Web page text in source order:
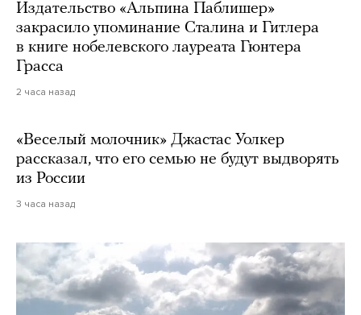
Издательство «Альпина Паблишер»
закрасило упоминание Сталина и Гитлера
в книге нобелевского лауреата Гюнтера
Грасса
2 часа назад
«Веселый молочник» Джастас Уолкер
рассказал, что его семью не будут выдворять
из России
3 часа назад